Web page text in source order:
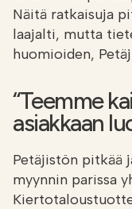
Näitä ratkaisuja
laajalti, mutta
huomioiden,
“Teemme
asiakkaan
Petäjistön pitkää
myynnin parissa